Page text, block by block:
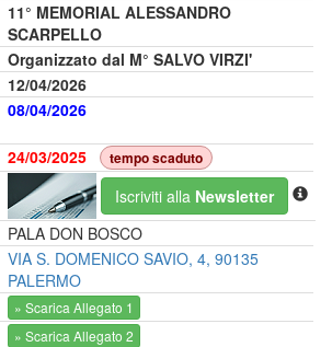
11° MEMORIAL ALESSANDRO
SCARPELLO
Organizzato dal M° SALVO VIRZI'
12/04/2026
08/04/2026
24/03/2025 tempo scaduto
Iscriviti alla Newsletter
PALA DON BOSCO
VIA S. DOMENICO SAVIO, 4, 90135
PALERMO
» Scarica Allegato 1
» Scarica Allegato 2